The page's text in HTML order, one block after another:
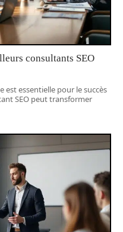
consultants SEO
est essentielle pour le succès
SEO peut transformer